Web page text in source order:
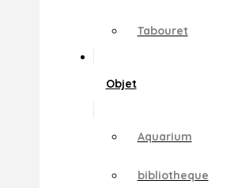
Tabouret
Objet
Aquarium
bibliotheque